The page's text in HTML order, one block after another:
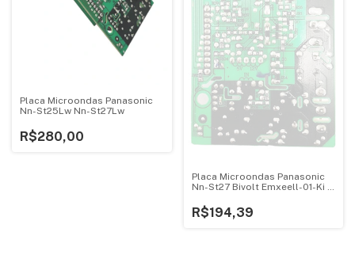
Placa Microondas Panasonic
Nn-St25Lw Nn-St27Lw
R$280,00
Placa Microondas Panasonic
Nn-St27 Bivolt Emxeell-01-Ki -
R$194,39